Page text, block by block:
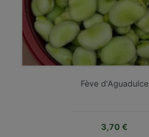
Fève d'Aguadulce
Prix
3,70 €